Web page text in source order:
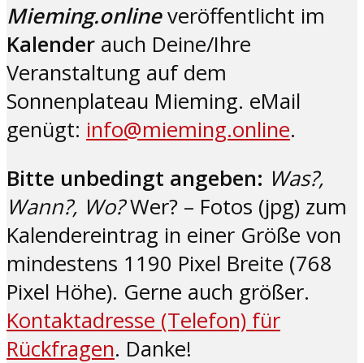
Mieming.onlineveröffentlicht im
Kalender auch Deine/Ihre
Veranstaltung auf dem
Sonnenplateau Mieming. eMail
genügt: info@mieming.online.
Bitte unbedingt angeben: Was?,
Wann?, Wo?Wer? – Fotos (jpg) zum
Kalendereintrag in einer Größe von
mindestens 1190 Pixel Breite (768
Pixel Höhe). Gerne auch größer.
Kontaktadresse (Telefon) für
Rückfragen. Danke!